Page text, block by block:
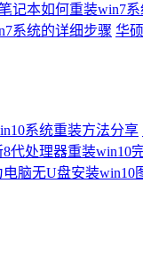
记本如何重装win7
系统的详细步骤 华
系统重装方法分享
代处理器重装win10
脑无U盘安装win10